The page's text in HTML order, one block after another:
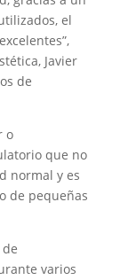
el
Javier
de
o
que no
normal y es
de pequeñas
varios